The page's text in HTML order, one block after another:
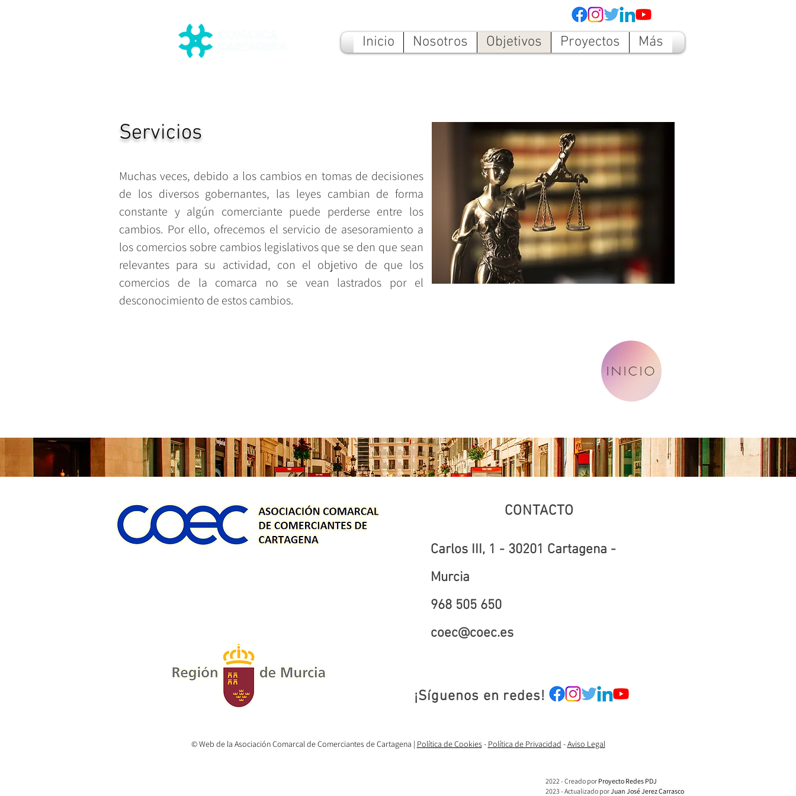
Inicio Nosotros Objetivos Proyectos Más
Servicios
Muchas veces, debido a los cambios en tomas de decisiones
de los diversos gobernantes, las leyes cambian de forma
constante y algún comerciante puede perderse entre los
cambios. Por ello, ofrecemos el servicio de asesoramiento a
los comercios sobre cambios legislativos que se den que sean
relevantes para su actividad, con el objetivo de que los
comercios de la comarca no se vean lastrados por el
desconocimiento de estos cambios.
INICIO
CONTACTO
Carlos III, 1 - 30201 Cartagena -
Murcia
968 505 650
coec@coec.es
¡Síguenos en redes!
© Web de la Asociación Comarcal de Comerciantes de Cartagena | Política de Cookies- Política de Privacidad -Aviso Legal
2022 - Creado por Proyecto Redes PDJ
2023 - Actualizado porJuan José Jerez Carrasco